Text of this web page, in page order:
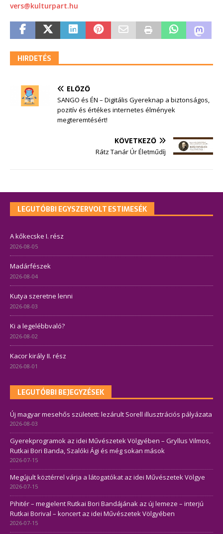
vers@kulturpart.hu
HIRDETÉS
ELŐZŐ
SANGO és ÉN – Digitális Gyereknap a biztonságos,
pozitív és értékes internetes élmények
megteremtésért!
KÖVETKEZŐ
Rátz Tanár Úr Életműdíj
LEGUTÓBBI EGYSZERVOLT ESTIMESÉK
A kőkecske I. rész
2026-08-05
Madárfészek
2026-08-04
Kutya szeretne lenni
2026-08-03
Ki a legelébbvaló?
2026-08-02
Kacor király II. rész
2026-08-01
LEGUTÓBBI BEJEGYZÉSEK
Új magyar mesehős született: lezárult Sorell illusztrációs pályázata
2026-08-03
Gyerekprogramok az idei Művészetek Völgyében – Gryllus Vilmos,
Rutkai Bori Banda, Szalóki Ági és még sokan mások
2026-07-15
Megújult köztérrel várja a látogatókat az idei Művészetek Völgye
2026-07-15
Pihitér – megjelent Rutkai Bori Bandájának az új lemeze – interjú
Rutkai Borival – koncert az idei Művészetek Völgyében
2026-07-15